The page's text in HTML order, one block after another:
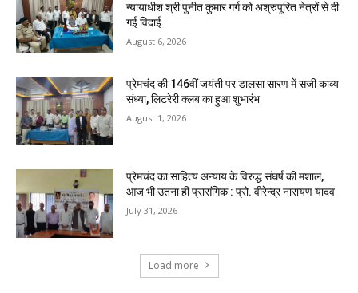
न्यायाधीश श्री पुनीत कुमार गर्ग को अश्रुपूरित नेत्रों से दी
गई विदाई
August 6, 2026
प्रेमचंद की 146वीं जयंती पर डालसा सारण में सजी काव्य
संध्या, लिटरेरी क्लब का हुआ शुभारंभ
August 1, 2026
प्रेमचंद का साहित्य अन्याय के विरुद्ध संघर्ष की मशाल,
आज भी उतना ही प्रासंगिक : प्रो. वीरेन्द्र नारायण यादव
July 31, 2026
Load more